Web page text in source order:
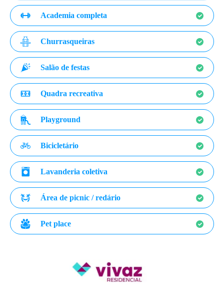
Academia completa
Churrasqueiras
Salão de festas
Quadra recreativa
Playground
Bicicletário
Lavanderia coletiva
Área de picnic / redário
Pet place